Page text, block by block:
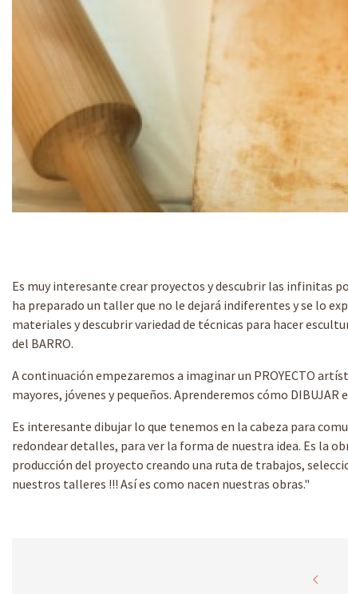
Es muy interesante crear proyectos y descubrir las infinitas
ha preparado un taller que no le dejará indiferentes y se lo
materiales y descubrir variedad de técnicas para hacer
del BARRO.
A continuación empezaremos a imaginar un PROYECTO
mayores, jóvenes y pequeños. Aprenderemos cómo
Es interesante dibujar lo que tenemos en la cabeza para
redondear detalles, para ver la forma de nuestra idea. Es la
producción del proyecto creando una ruta de trabajos,
nuestros talleres !!! Así es como nacen nuestras obras."